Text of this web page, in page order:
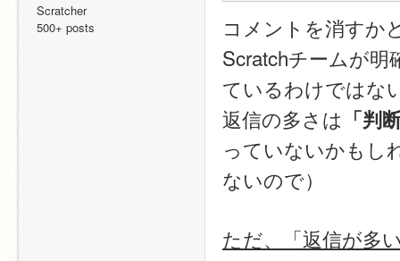
Scratcher
500+ posts
コメントを消すか
Scratchチームが
ているわけではな
返信の多さは 「判
っていないかもし
ないので）
ただ、「返信が多